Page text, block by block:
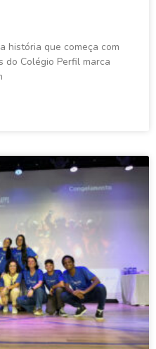
história que começa com
do Colégio Perfil marca